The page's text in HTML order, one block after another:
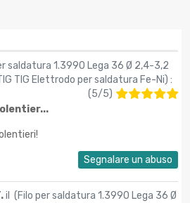
saldatura 1.3990 Lega 36 Ø 2,4-3,2
TIG Elettrodo per saldatura Fe-Ni) :
(5/5)
Segnalare un abuso
il (Filo per saldatura 1.3990 Lega 36 Ø